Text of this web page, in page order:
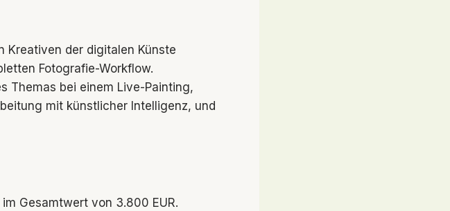
Kreativen der digitalen Künste
Fotografie-Workflow.
Themas bei einem Live-Painting,
mit künstlicher Intelligenz, und
Gesamtwert von 3.800 EUR.